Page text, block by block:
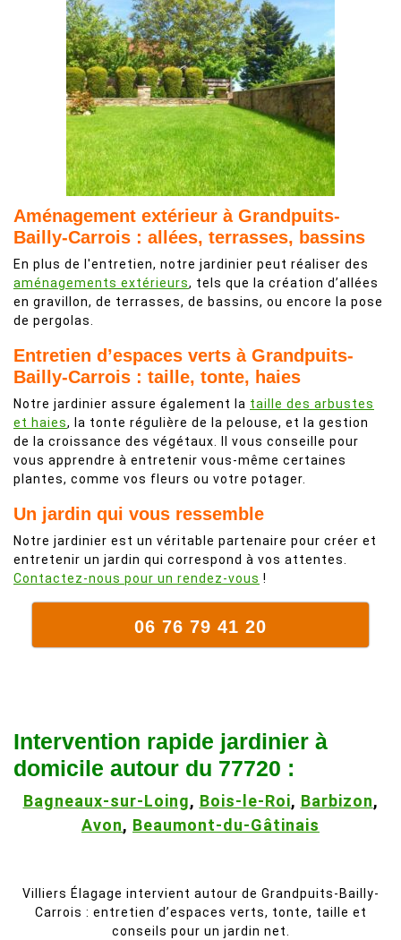
Aménagement extérieur à Grandpuits-
Bailly-Carrois : allées, terrasses, bassins
En plus de l'entretien, notre jardinier peut réaliser des
aménagements extérieurs, tels que la création d’allées
en gravillon, de terrasses, de bassins, ou encore la pose
de pergolas.
Entretien d’espaces verts à Grandpuits-
Bailly-Carrois : taille, tonte, haies
Notre jardinier assure également la taille des arbustes
et haies, la tonte régulière de la pelouse, et la gestion
de la croissance des végétaux. Il vous conseille pour
vous apprendre à entretenir vous-même certaines
plantes, comme vos fleurs ou votre potager.
Un jardin qui vous ressemble
Notre jardinier est un véritable partenaire pour créer et
entretenir un jardin qui correspond à vos attentes.
Contactez-nous pour un rendez-vous !
06 76 79 41 20
Intervention rapide jardinier à
domicile autour du 77720 :
Bagneaux-sur-Loing, Bois-le-Roi, Barbizon,
Avon, Beaumont-du-Gâtinais
Villiers Élagage intervient autour de Grandpuits-Bailly-
Carrois : entretien d’espaces verts, tonte, taille et
conseils pour un jardin net.